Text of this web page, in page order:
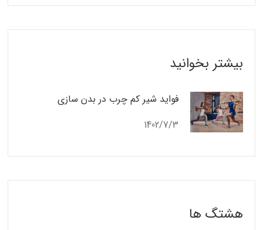
بیشتر بخوانید
فواید شیر کم چرب در بدن سازی
1402/7/3
هشتگ ها